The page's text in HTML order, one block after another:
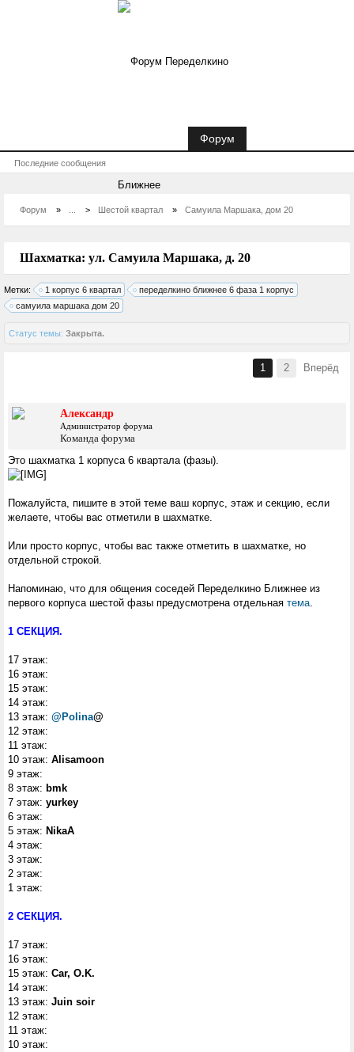
Форум » > Шестой квартал » Самуила Маршака, дом 20
Шахматка: ул. Самуила Маршака, д. 20
Метки: 1 корпус 6 квартал
переделкино ближнее 6 фаза 1 корпус
самуила маршака дом 20
Статус темы: Закрыта.
1 2 Вперёд
Александр
Администратор форума
Команда форума
Это шахматка 1 корпуса 6 квартала (фазы).
Пожалуйста, пишите в этой теме ваш корпус, этаж и секцию, если
желаете, чтобы вас отметили в шахматке.
Или просто корпус, чтобы вас также отметить в шахматке, но
отдельной строкой.
Напоминаю, что для общения соседей Переделкино Ближнее из
первого корпуса шестой фазы предусмотрена отдельная тема.
1 СЕКЦИЯ.
17 этаж:
16 этаж:
15 этаж:
14 этаж:
13 этаж: @Polina@
12 этаж:
11 этаж:
10 этаж: Alisamoon
9 этаж:
8 этаж: bmk
7 этаж: yurkey
6 этаж:
5 этаж: NikaA
4 этаж:
3 этаж:
2 этаж:
1 этаж:
2 СЕКЦИЯ.
17 этаж:
16 этаж:
15 этаж: Car, O.K.
14 этаж:
13 этаж: Juin soir
12 этаж:
11 этаж:
10 этаж:
Форум
Последние сообщения